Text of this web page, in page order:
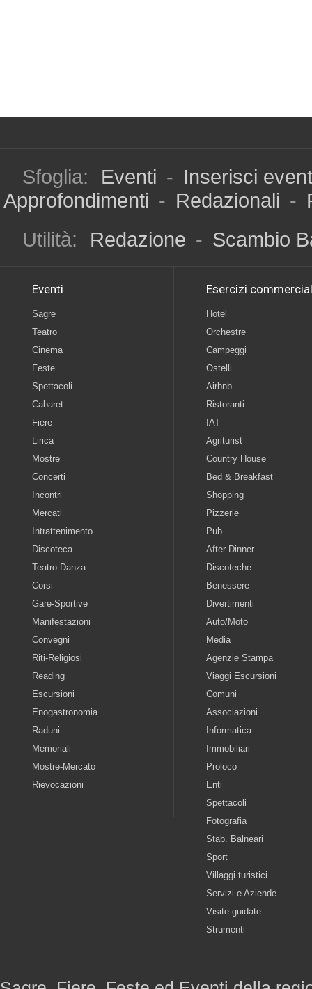
Sfoglia: Eventi - Inserisci
Approfondimenti - Redazionali -
Utilità:
Redazione - Scambio
Eventi
Sagre
Teatro
Cinema
Feste
Spettacoli
Cabaret
Fiere
Lirica
Mostre
Concerti
Incontri
Mercati
Intrattenimento
Discoteca
Teatro-Danza
Corsi
Gare-Sportive
Manifestazioni
Convegni
Riti-Religiosi
Reading
Escursioni
Enogastronomia
Raduni
Memoriali
Mostre-Mercato
Rievocazioni
Esercizi
Hotel
Orchestre
Campeggi
Ostelli
Airbnb
Ristoranti
IAT
Agriturist
Country House
Bed & Breakfast
Shopping
Pizzerie
Pub
After Dinner
Discoteche
Benessere
Divertimenti
Auto/Moto
Media
Agenzie Stampa
Viaggi Escursioni
Comuni
Associazioni
Informatica
Immobiliari
Proloco
Enti
Spettacoli
Fotografia
Stab. Balneari
Sport
Villaggi turistici
Servizi e Aziende
Visite guidate
Strumenti